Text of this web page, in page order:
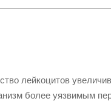
лейкоцитов
более уязвимым